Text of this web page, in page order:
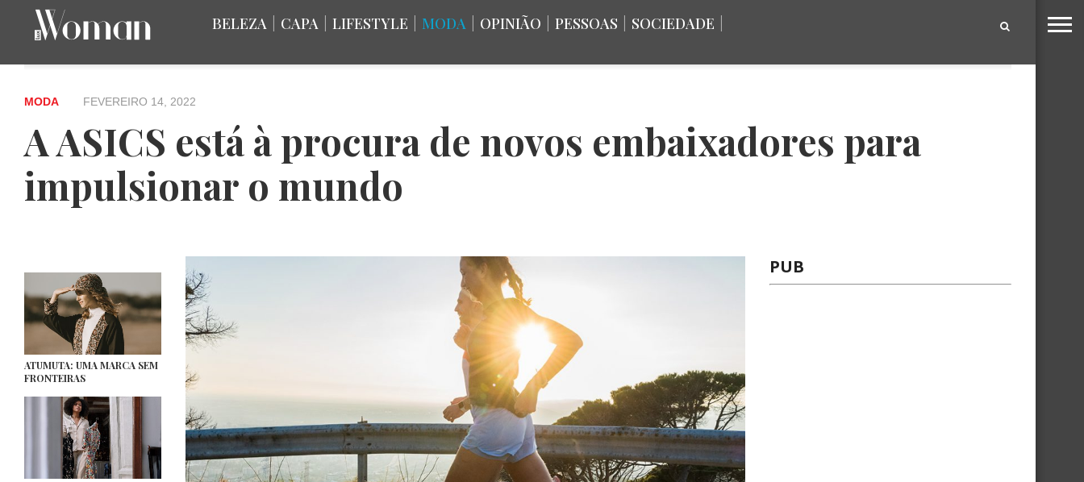
BELEZA CAPA LIFESTYLE MODA OPINIÃO PESSOAS SOCIEDADE
MODA FEVEREIRO 14, 2022
A ASICS está à procura de novos embaixadores para
impulsionar o mundo
ATUMUTA: UMA MARCA SEM
FRONTEIRAS
PUB